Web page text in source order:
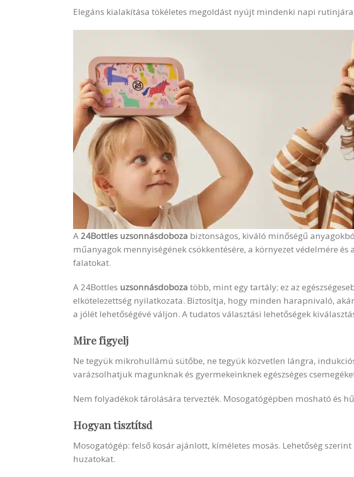
Elegáns kialakítása tökéletes megoldást nyújt mindenki napi
A 24Bottles uzsonnásdoboza biztonságos, kiváló minőségű
műanyagok mennyiségének csökkentésére, a környezet védelmére
falatokat.
A 24Bottles uzsonnásdoboza több, mint egy tartály; ez az
elkötelezettség nyilatkozata. Biztosítja, hogy minden harapnivaló,
a jólét lehetőségévé váljon. A tudatos választási lehetőségek
Mire figyelj
Ne tegyük mikrohullámú sütőbe, ne tegyük közvetlen lángra,
varázsolhatjuk magunknak és gyermekeinknek egészséges
Nem folyadékok tárolására tervezték. Mosogatógépben mosható és
Hogyan tisztítsd
Mosogatógép: felső kosár ajánlott, kíméletes mosás. Lehetőség
huzatokat.